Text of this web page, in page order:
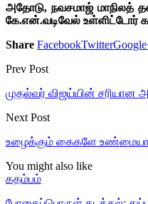
அதோடு, நவசமாஜ் மாநிலத்
கே.என்.வடிவேல் உள்ளிட்டோர்
Share FacebookTwitter
Prev Post
முதல்வர் விஜய்யின் சரியான
Next Post
உழைக்கும் கைகளே
You might also like
கதம்பம்